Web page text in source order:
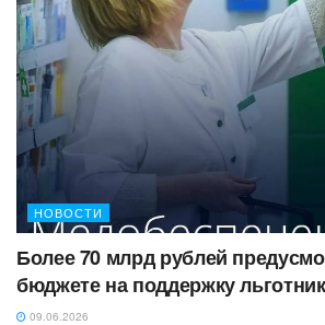
НОВОСТИ
Более 70 млрд рублей
бюджете на поддержку
09.06.2026